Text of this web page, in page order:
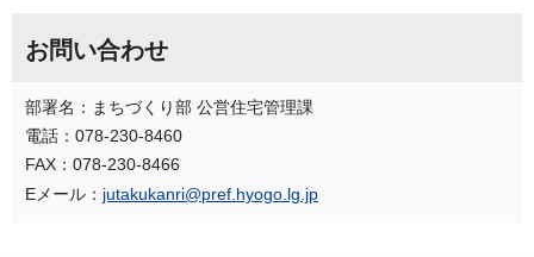
お問い合わせ
部署名：まちづくり部 公営住宅管理課
電話：078-230-8460
FAX：078-230-8466
Eメール： jutakukanri@pref.hyogo.lg.jp